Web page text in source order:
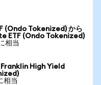
(Ondo Tokenized) から
ETF (Ondo Tokenized)
相当
High Yield
相当